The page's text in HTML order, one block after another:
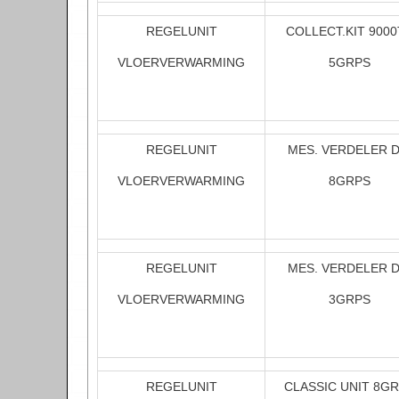
REGELUNIT
VLOERVERWARMING
COLLECT.KIT
5GRPS
REGELUNIT
VLOERVERWARMING
MES. VERDELER
8GRPS
REGELUNIT
VLOERVERWARMING
MES. VERDELER
3GRPS
REGELUNIT CLASSIC UNIT